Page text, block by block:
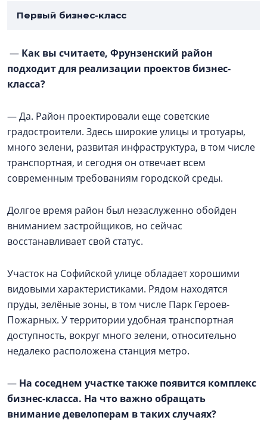
Первый бизнес-класс
— Как вы считаете, Фрунзенский район
подходит для реализации проектов бизнес-
класса?
— Да. Район проектировали еще советские
градостроители. Здесь широкие улицы и тротуары,
много зелени, развитая инфраструктура, в том числе
транспортная, и сегодня он отвечает всем
современным требованиям городской среды.
Долгое время район был незаслуженно обойден
вниманием застройщиков, но сейчас
восстанавливает свой статус.
Участок на Софийской улице обладает хорошими
видовыми характеристиками. Рядом находятся
пруды, зелёные зоны, в том числе Парк Героев-
Пожарных. У территории удобная транспортная
доступность, вокруг много зелени, относительно
недалеко расположена станция метро.
— На соседнем участке также появится комплекс
бизнес-класса. На что важно обращать
внимание девелоперам в таких случаях?